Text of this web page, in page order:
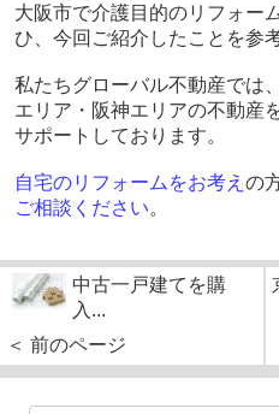
大阪市で介護目的のリフォー
ひ、今回ご紹介したことを参
私たちグローバル不動産では
エリア・阪神エリアの不動産
サポートしております。
自宅のリフォームをお考え の
ご相談ください。
中古一戸建てを購
入...
＜ 前のページ